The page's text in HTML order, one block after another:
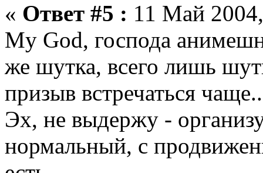
« Ответ #5 : 11 Май
My God, господа
же шутка, всего лишь
призыв встречаться
Эх, не выдержу -
нормальный, с